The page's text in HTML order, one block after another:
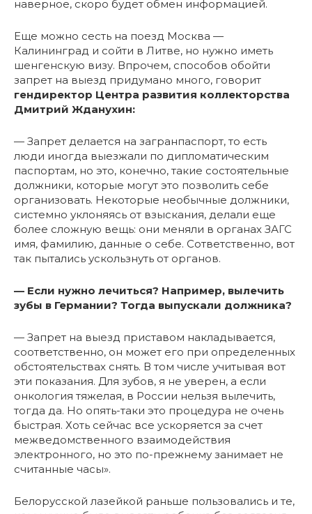
наверное, скоро будет обмен информацией.
Еще можно сесть на поезд Москва —
Калининград и сойти в Литве, но нужно иметь
шенгенскую визу. Впрочем, способов обойти
запрет на выезд придумано много, говорит
гендиректор Центра развития коллекторства
Дмитрий Жданухин:
— Запрет делается на загранпаспорт, то есть
люди иногда выезжали по дипломатическим
паспортам, но это, конечно, такие состоятельные
должники, которые могут это позволить себе
организовать. Некоторые необычные должники,
системно уклоняясь от взыскания, делали еще
более сложную вещь: они меняли в органах ЗАГС
имя, фамилию, данные о себе. Сответственно, вот
так пытались ускользнуть от органов.
— Если нужно лечиться? Например, вылечить
зубы в Германии? Тогда выпускали должника?
— Запрет на выезд приставом накладывается,
соответственно, он может его при определенных
обстоятельствах снять. В том числе учитывая вот
эти показания. Для зубов, я не уверен, а если
онкология тяжелая, в России нельзя вылечить,
тогда да. Но опять-таки это процедура не очень
быстрая. Хоть сейчас все ускоряется за счет
межведомственного взаимодействия
электронного, но это по-прежнему занимает не
считанные часы».
Белорусской лазейкой раньше пользовались и те,